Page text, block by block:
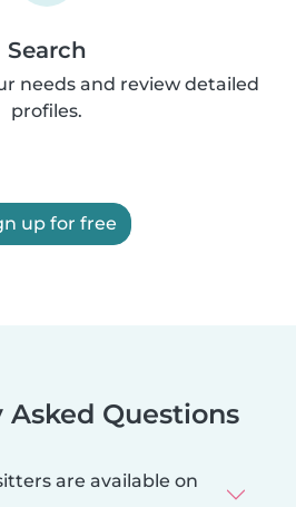
Search
needs and review detailed
profiles.
up for free
Questions
are available on